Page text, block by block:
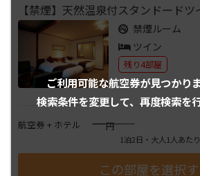
ご利用可能な航空券が見つかり
検索条件を変更して、 再度検索を
【禁煙】天然温泉付スタンドードツ
禁煙ルーム
ツイン
残り4部屋
航空券 + ホテル ――――円
1泊2日・大人1人あたり